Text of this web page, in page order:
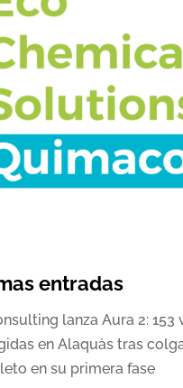
entradas
lanza Aura 2: 153
en Alaquàs tras
en su primera fase